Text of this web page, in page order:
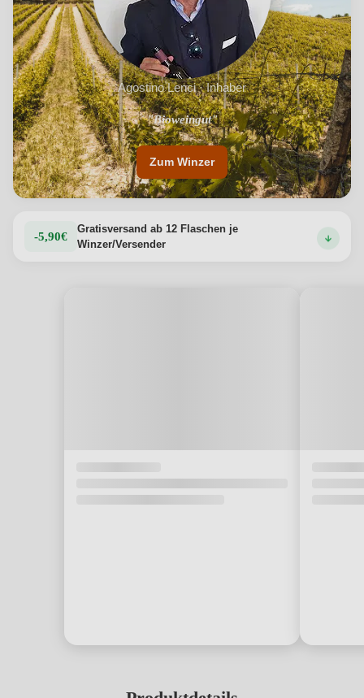
durch einen authentischen und raffinierten Weißwein aus.
Produktdetails anzeigen →
Agostino Lenci · Inhaber
"Bioweingut"
Zum Winzer
-5,90€
Gratisversand ab 12 Flaschen je
Winzer/Versender